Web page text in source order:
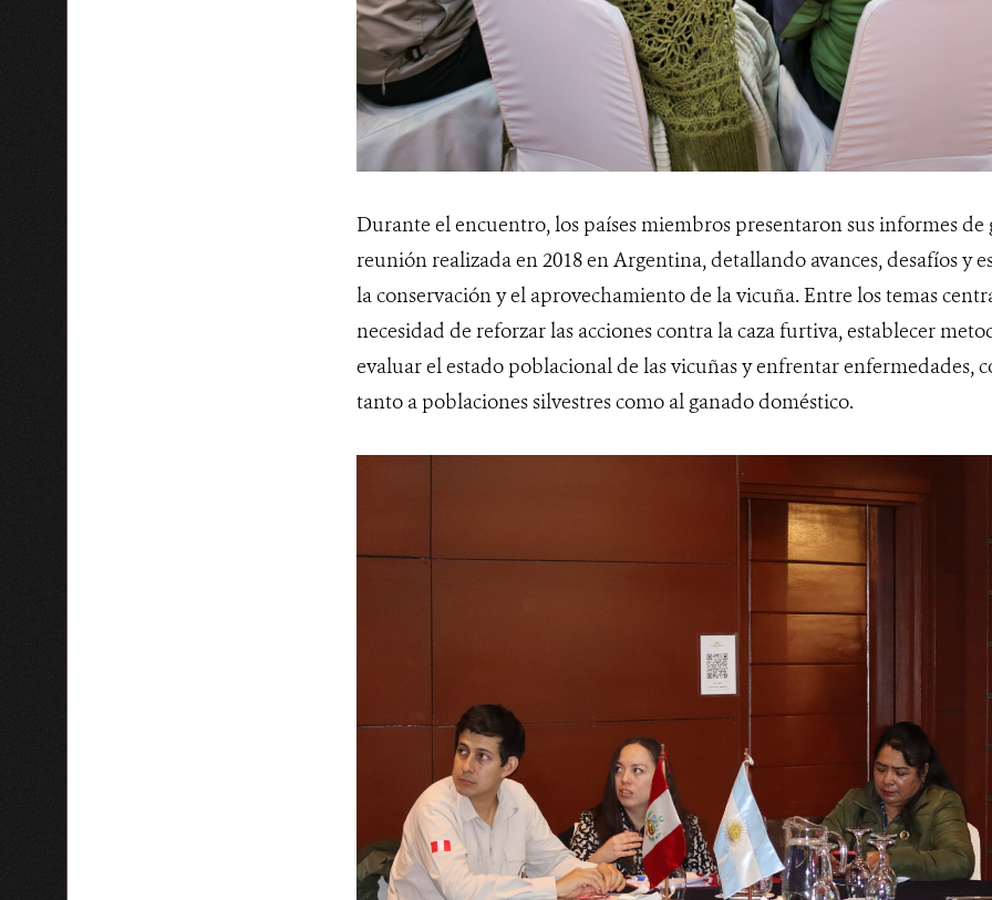
Durante el encuentro, los países miembros presentaron sus informes
reunión realizada en 2018 en Argentina, detallando avances, desafíos y
la conservación y el aprovechamiento de la vicuña. Entre los temas
necesidad de reforzar las acciones contra la caza furtiva, establecer
evaluar el estado poblacional de las vicuñas y enfrentar enfermedades,
tanto a poblaciones silvestres como al ganado doméstico.